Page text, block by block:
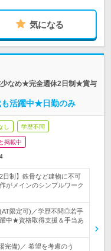
気になる
なめ★完全週休2日制★賞与
活躍中★日勤のみ
し 学歴不問
掲載中
日制】鉄骨など建物に不可
がメインのシンプルワーク
限定可)／学歴不問◎若手
中★資格取得支援＆手当あ
完備)／ 希望を考慮のう